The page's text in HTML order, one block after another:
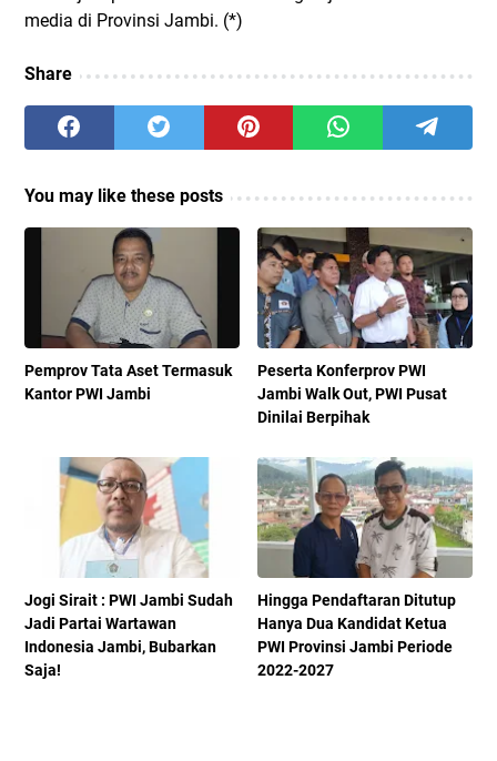
media di Provinsi Jambi. (*)
Share
You may like these posts
Pemprov Tata Aset Termasuk
Kantor PWI Jambi
Peserta Konferprov PWI
Jambi Walk Out, PWI Pusat
Dinilai Berpihak
Jogi Sirait : PWI Jambi Sudah
Jadi Partai Wartawan
Indonesia Jambi, Bubarkan
Saja!
Hingga Pendaftaran Ditutup
Hanya Dua Kandidat Ketua
PWI Provinsi Jambi Periode
2022-2027